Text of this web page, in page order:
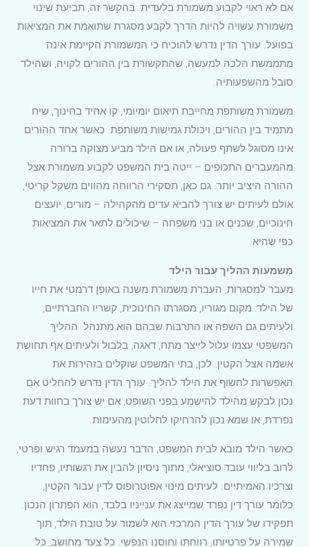
אם לא ראוי לקבוע משמורת בלעדית. בהקשר זה, תביעת שינוי
משמורת עשויה להיות הדרך לקבע מסגרת שתואמת את המציאות
בפועל. עורך הדין נדרש להוכיח כי המשמורת הקיימת אינה
מתממשת הלכה למעשה, שהתקשורת בין ההורים לקויה, ושהילד
סובל מהשפעותיה.
משמורת משותפת מחייבת תיאום יומיומי, קו אחיד בחינוך, שיח
מתמיד בין ההורים, ויכולת גמישות משותפת. כאשר אחד ההורים
אינו מסוגל לשתף פעולה, או אם הילד מביע מצוקה ברורה
מהמעברים התכופים – ייטה בית המשפט לקבוע משמורת אצל
ההורה היציב יותר. גם כאן, תסקירי הרווחה מהווים משקל קריטי,
אולם לעיתים יש צורך להביא עדים מהקהילה – מורים, יועצים
חינוכיים, שכנים או בני משפחה – שיכולים לתאר את המציאות
כפי שהיא.
משמעות ההליך עבור הילד
מעבר למסגרות, העברת משמורת משנה באופן דרמטי את חייו
של הילד: מקום מגוריו, מסגרתו החינוכית, קשריו החברתיים,
ולעיתים גם השפה או התרבות שבהם הוא מתנהל. ההליך
המשפטי עצמו עלול לייצר מתח, דאגה, בלבול ולעיתים אף תחושת
אשמה אצל הקטין. לכן, בתי המשפט שוקלים בזהירות את
האפשרות לחשוף את הילד להליך. עורך הדין נדרש להחליט אם
נכון לבקש מהילד להישמע בפני השופט, אם יש צורך בחוות דעת
נפרדת, או שמא נכון להרחיקו לחלוטין מהעימות.
כאשר הילד מובא לבית המשפט, הדבר נעשה במעמד רגיש ופרטי,
לרוב בליווי עובד סוציאלי, מתוך ניסיון להבין את רגשותיו, פחדיו
וצרכיו האמיתיים. לעיתים מינוי אפוטרופוס לדין עבור הקטין,
כלומר עורך דין נפרד שמייצג את ענייניו בלבד, הוא הפתרון הנכון.
תפקידו של עורך הדין המרכזי הוא לשמור על טובת הילד, תוך
שמירה על פרטיותו, רווחתו וחוסנו הנפשי. כל צעד מחושב, כל